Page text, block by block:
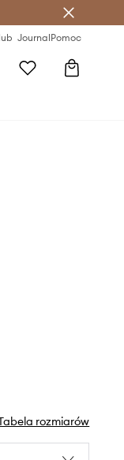
JournalPomoc
rozmiarów